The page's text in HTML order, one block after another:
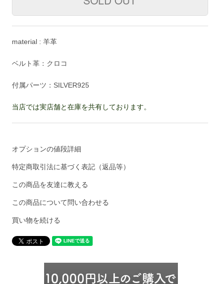
material : 羊革
ベルト革：クロコ
付属パーツ：SILVER925
当店では実店舗と在庫を共有しております。
オプションの値段詳細
特定商取引法に基づく表記（返品等）
この商品を友達に教える
この商品について問い合わせる
買い物を続ける